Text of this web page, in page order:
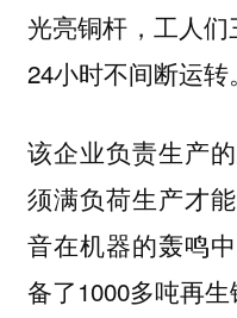
光亮铜杆，工人
24小时不间断运转。
该企业负责生产
须满负荷生产才
音在机器的轰鸣
备了1000多吨再